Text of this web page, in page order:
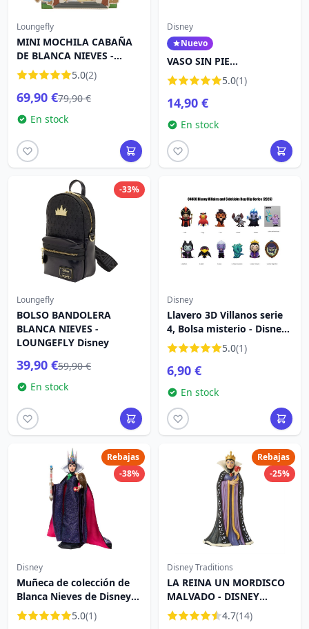
Loungefly
MINI MOCHILA CABAÑA
DE BLANCA NIEVES -
LOUNGEFLY DISNEY
5.0(2)
69,90 €79,90 €
En stock
Disney
Nuevo
VASO SIN PIE
BLANCANIEVES «Y
FUERON FELICES PARA
SIEMPRE» - DISNEY
5.0(1)
14,90 €
En stock
-33%
Loungefly
BOLSO BANDOLERA
BLANCA NIEVES -
LOUNGEFLY Disney
39,90 €59,90 €
En stock
Disney
Llavero 3D Villanos serie
4, Bolsa misterio - Disney
Villains
5.0(1)
6,90 €
En stock
Rebajas
-38%
Disney
Muñeca de colección de
Blanca Nieves de Disney
2025 La Reina Malvada
5.0(1)
Rebajas
-25%
Disney Traditions
LA REINA UN MORDISCO
MALVADO - DISNEY
TRADITIONS4.7(14)